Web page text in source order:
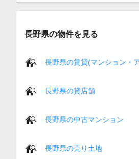
長野県の物件を見る
長野県の賃貸(マンション・
長野県の貸店舗
長野県の中古マンション
長野県の売り土地